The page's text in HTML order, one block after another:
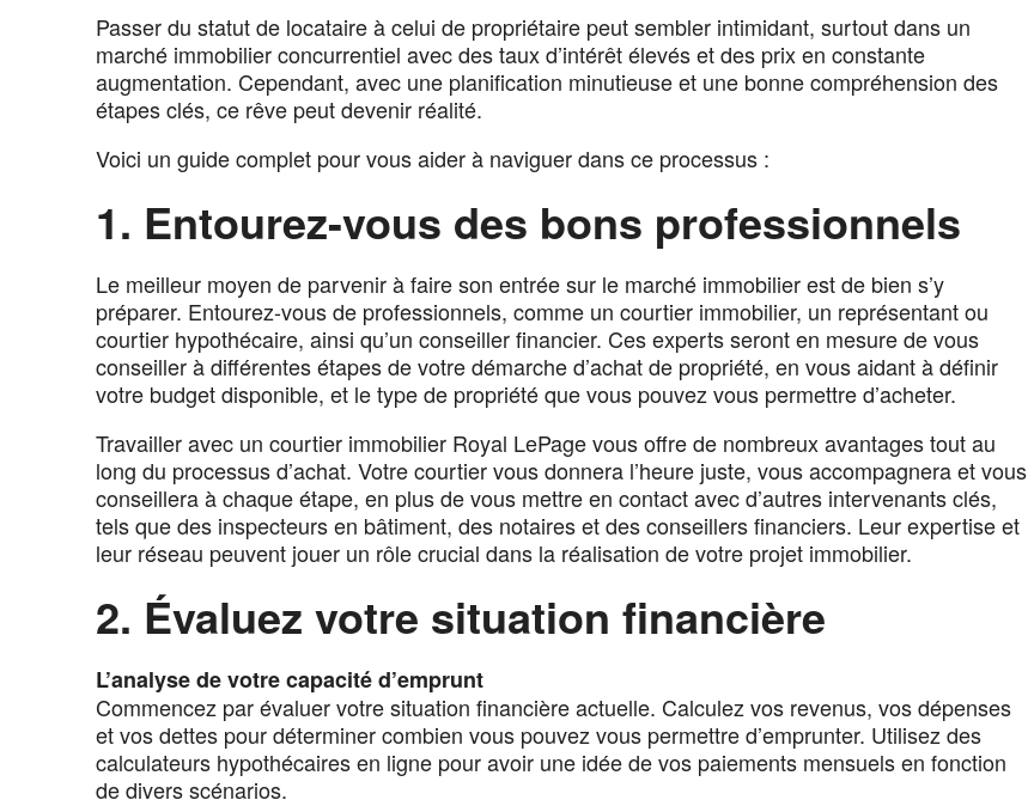
Passer du statut de locataire à celui de propriétaire peut sembler intimidant, surtout dans un
marché immobilier concurrentiel avec des taux d’intérêt élevés et des prix en constante
augmentation. Cependant, avec une planification minutieuse et une bonne compréhension des
étapes clés, ce rêve peut devenir réalité.
Voici un guide complet pour vous aider à naviguer dans ce processus :
1. Entourez-vous des bons professionnels
Le meilleur moyen de parvenir à faire son entrée sur le marché immobilier est de bien s’y
préparer. Entourez-vous de professionnels, comme un courtier immobilier, un représentant ou
courtier hypothécaire, ainsi qu’un conseiller financier. Ces experts seront en mesure de vous
conseiller à différentes étapes de votre démarche d’achat de propriété, en vous aidant à définir
votre budget disponible, et le type de propriété que vous pouvez vous permettre d’acheter.
Travailler avec un courtier immobilier Royal LePage vous offre de nombreux avantages tout au
long du processus d’achat. Votre courtier vous donnera l’heure juste, vous accompagnera et vous
conseillera à chaque étape, en plus de vous mettre en contact avec d’autres intervenants clés,
tels que des inspecteurs en bâtiment, des notaires et des conseillers financiers. Leur expertise et
leur réseau peuvent jouer un rôle crucial dans la réalisation de votre projet immobilier.
2. Évaluez votre situation financière
L’analyse de votre capacité d’emprunt
Commencez par évaluer votre situation financière actuelle. Calculez vos revenus, vos dépenses
et vos dettes pour déterminer combien vous pouvez vous permettre d’emprunter. Utilisez des
calculateurs hypothécaires en ligne pour avoir une idée de vos paiements mensuels en fonction
de divers scénarios.